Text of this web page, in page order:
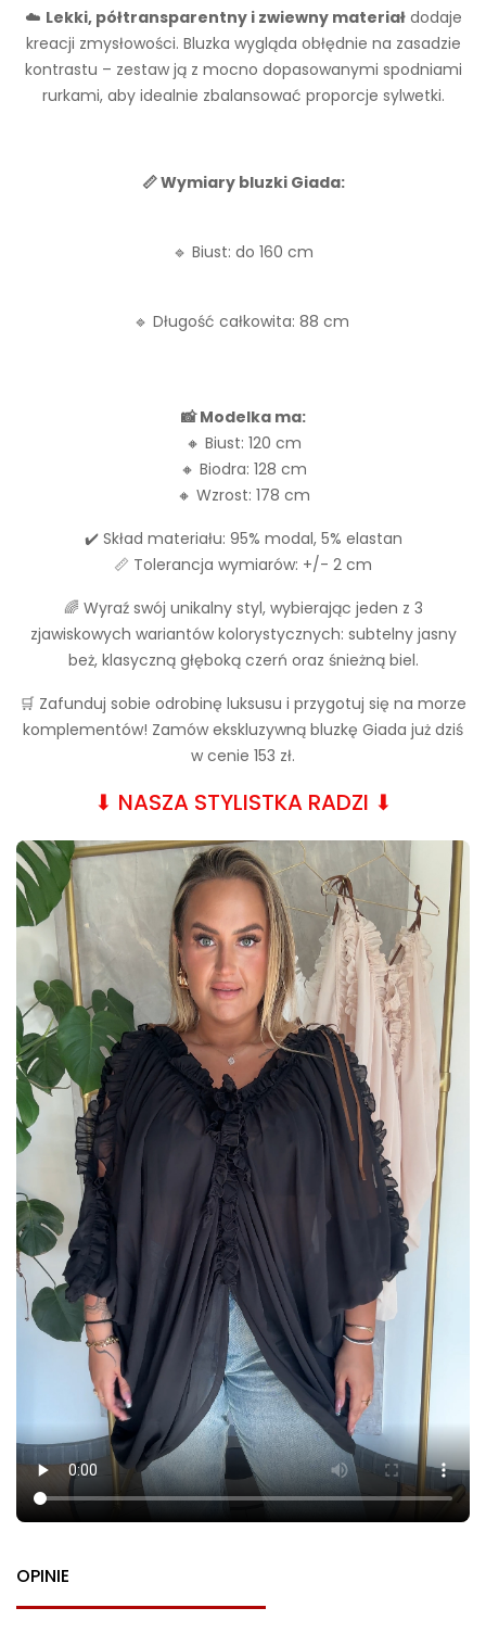
☁️ Lekki, półtransparentny i zwiewny materiałdodaje
kreacji zmysłowości. Bluzka wygląda obłędnie na zasadzie
kontrastu – zestaw ją z mocno dopasowanymi spodniami
rurkami, aby idealnie zbalansować proporcje sylwetki.
📏 Wymiary bluzki Giada:
🔹 Biust: do 160 cm
🔹 Długość całkowita: 88 cm
📸 Modelka ma:
🔸 Biust: 120 cm
🔸 Biodra: 128 cm
🔸 Wzrost: 178 cm
✔️ Skład materiału: 95% modal, 5% elastan
📏 Tolerancja wymiarów: +/- 2 cm
🌈 Wyraź swój unikalny styl, wybierając jeden z 3
zjawiskowych wariantów kolorystycznych: subtelny jasny
beż, klasyczną głęboką czerń oraz śnieżną biel.
🛒 Zafunduj sobie odrobinę luksusu i przygotuj się na morze
komplementów! Zamów ekskluzywną bluzkę Giada już dziś
w cenie 153 zł.
⬇︎ NASZA STYLISTKA RADZI ⬇︎
OPINIE